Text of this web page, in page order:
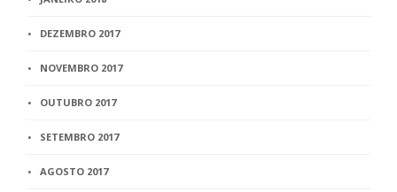
DEZEMBRO 2017
NOVEMBRO 2017
OUTUBRO 2017
SETEMBRO 2017
AGOSTO 2017